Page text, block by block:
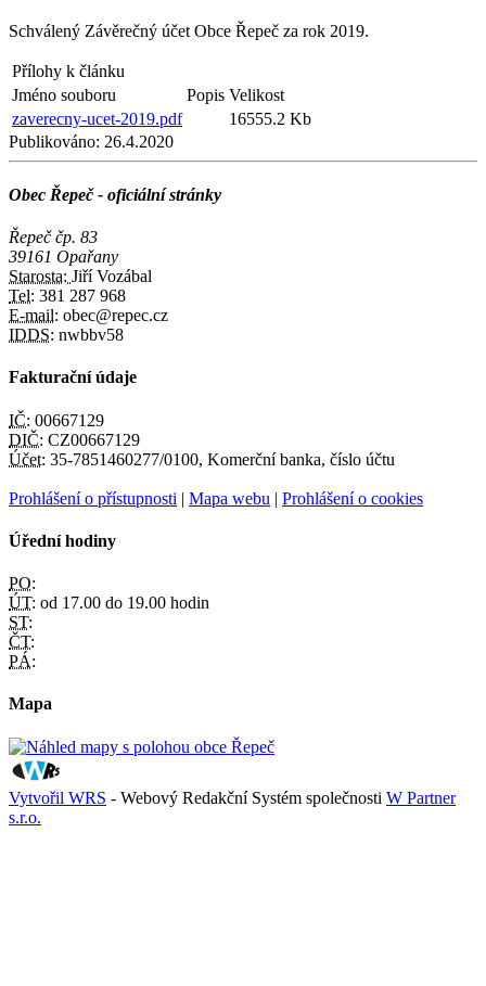
Schválený Závěrečný účet Obce Řepeč za rok 2019.
Přílohy k článku
Jméno souboru
Popis Velikost
zaverecny-ucet-2019.pdf
16555.2 Kb
Publikováno: 26.4.2020
Obec Řepeč - oficiální stránky
Řepeč čp. 83
39161 Opařany
Starosta: Jiří Vozábal
Tel: 381 287 968
E-mail: obec@repec.cz
IDDS: nwbbv58
Fakturační údaje
IČ: 00667129
DIČ: CZ00667129
Účet: 35-7851460277/0100, Komerční banka, číslo účtu
Prohlášení o přístupnosti | Mapa webu | Prohlášení o cookies
Úřední hodiny
PO:
ÚT: od 17.00 do 19.00 hodin
ST:
ČT:
PÁ:
Mapa
Vytvořil WRS - Webový Redakční Systém společnosti W Partner
s.r.o.